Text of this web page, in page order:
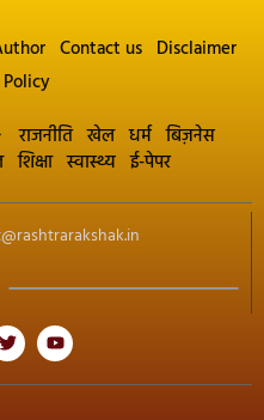
Contact us Disclaimer
राजनीति खेल धर्म बिज़नेस
शिक्षा स्वास्थ्य ई-पेपर